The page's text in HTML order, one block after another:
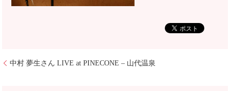
中村 夢生さん LIVE at PINECONE – 山代温泉